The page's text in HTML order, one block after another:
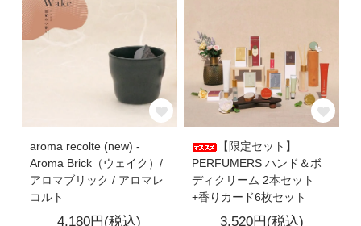
aroma recolte (new) -
Aroma Brick（ウェイク）/
アロマブリック / アロマレ
コルト
4,180円(税込)
【限定セット】
PERFUMERS ハンド＆ボ
ディクリーム 2本セット
+香りカード6枚セット
3,520円(税込)